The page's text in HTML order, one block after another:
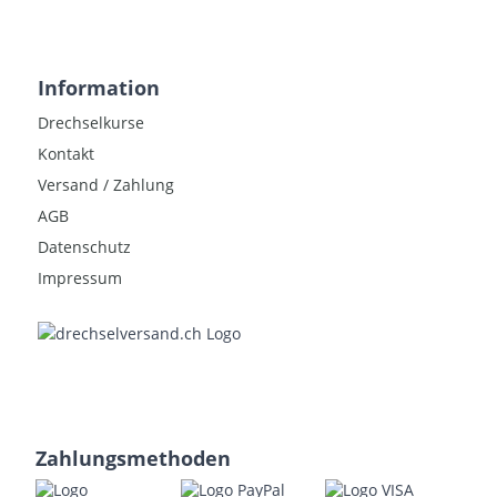
Information
Drechselkurse
Kontakt
Versand / Zahlung
AGB
Datenschutz
Impressum
Zahlungsmethoden